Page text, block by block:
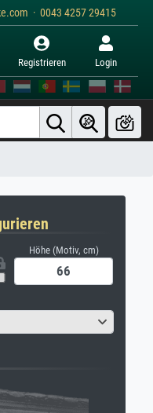
· 0043 4257 29415
Registrieren Login
Höhe (Motiv, cm)